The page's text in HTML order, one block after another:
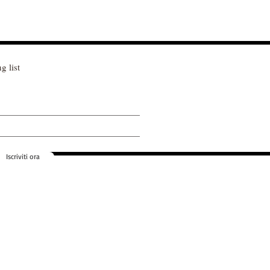
list
Iscriviti ora